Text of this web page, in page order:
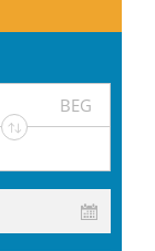
BEG